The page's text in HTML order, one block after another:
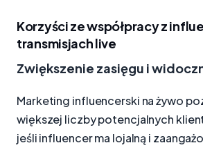
Korzyści ze współpracy z
transmisjach live
Zwiększenie zasięgu i
Marketing influencerski na żywo
większej liczby potencjalnych
jeśli influencer ma lojalną i